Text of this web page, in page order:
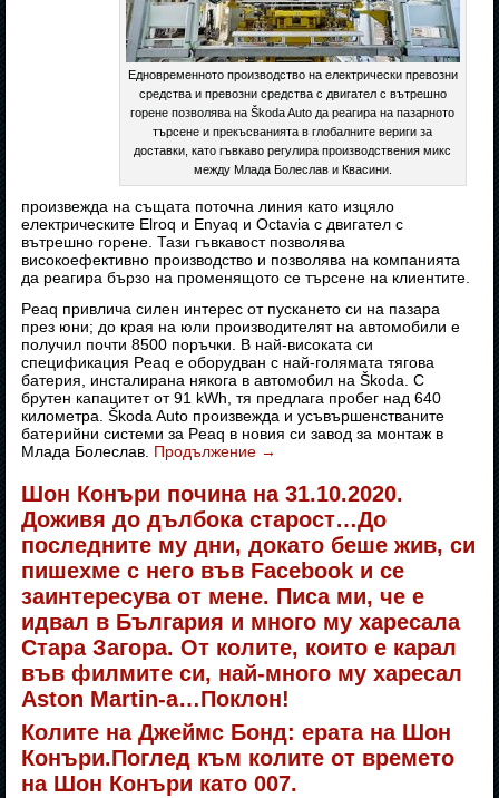
Едновременното производство на електрически превозни
средства и превозни средства с двигател с вътрешно
горене позволява на Škoda Auto да реагира на пазарното
търсене и прекъсванията в глобалните вериги за
доставки, като гъвкаво регулира производствения микс
между Млада Болеслав и Квасини.
произвежда на същата поточна линия като изцяло
електрическите Elroq и Enyaq и Octavia с двигател с
вътрешно горене. Тази гъвкавост позволява
високоефективно производство и позволява на компанията
да реагира бързо на променящото се търсене на клиентите.
Peaq привлича силен интерес от пускането си на пазара
през юни; до края на юли производителят на автомобили е
получил почти 8500 поръчки. В най-високата си
спецификация Peaq е оборудван с най-голямата тягова
батерия, инсталирана някога в автомобил на Škoda. С
брутен капацитет от 91 kWh, тя предлага пробег над 640
километра. Škoda Auto произвежда и усъвършенстваните
батерийни системи за Peaq в новия си завод за монтаж в
Млада Болеслав. Продължение →
Шон Конъри почина на 31.10.2020.
Доживя до дълбока старост…До
последните му дни, докато беше жив, си
пишехме с него във Facebook и се
заинтересува от мене. Писа ми, че е
идвал в България и много му харесала
Стара Загора. От колите, които е карал
във филмите си, най-много му харесал
Aston Martin-а…Поклон!
Колите на Джеймс Бонд: ерата на Шон
Конъри.Поглед към колите от времето
на Шон Конъри като 007.